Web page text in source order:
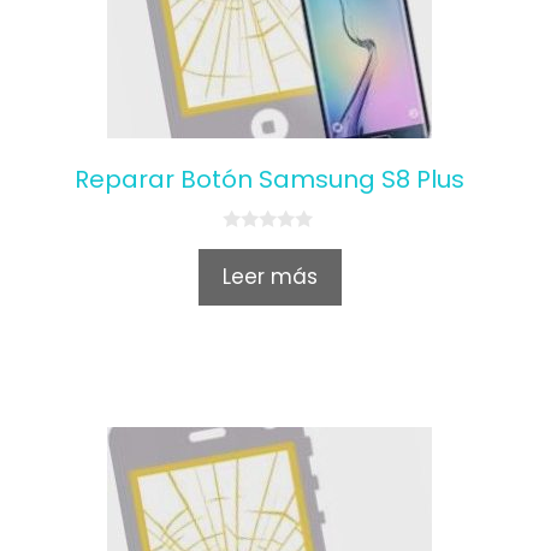
Reparar Botón Samsung S8 Plus
0
u
Leer más